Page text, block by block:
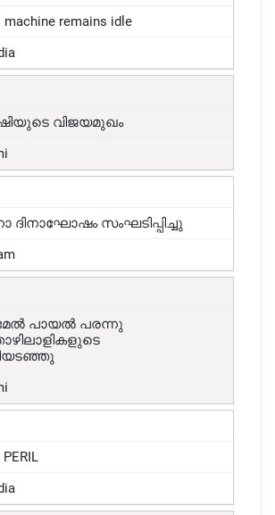
remains idle
വിജയമുഖം
സംഘടിപ്പിച്ചു
പായൽ പരന്നു